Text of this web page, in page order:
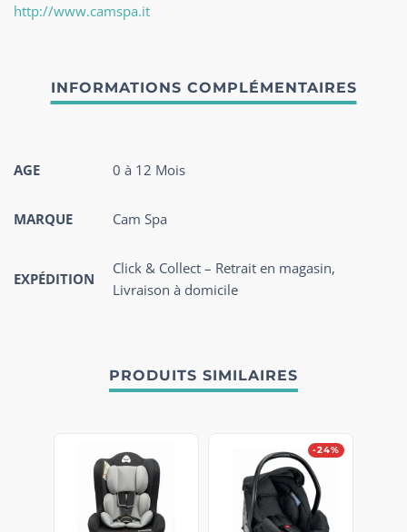
http://www.camspa.it
AGE 0 à 12 Mois
MARQUE Cam Spa
EXPÉDITION
Click & Collect – Retrait en magasin,
Livraison à domicile
PRODUITS SIMILAIRES
-24%